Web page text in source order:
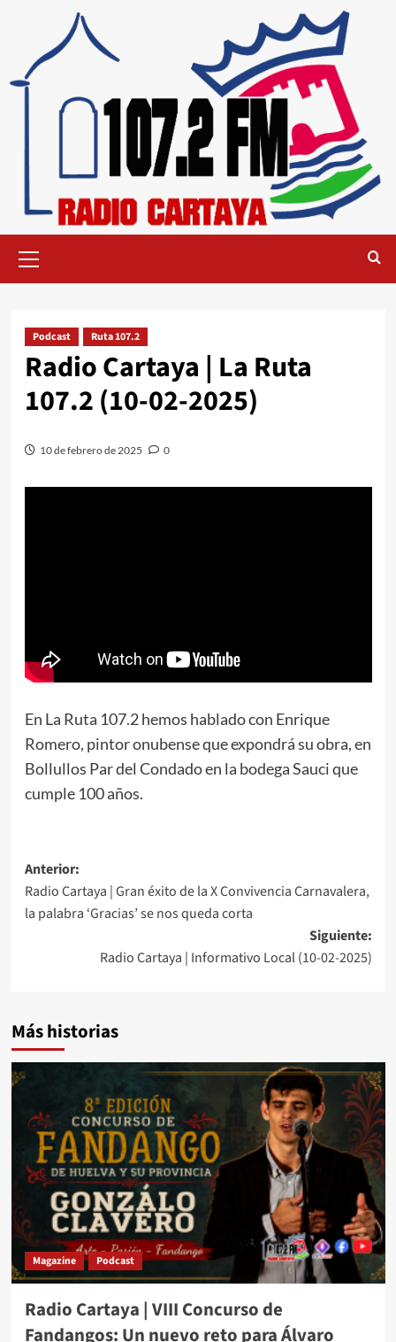
Podcast Ruta 107.2
Radio Cartaya | La Ruta
107.2 (10-02-2025)
10 de febrero de 2025 0
En La Ruta 107.2 hemos hablado con Enrique
Romero, pintor onubense que expondrá su obra, en
Bollullos Par del Condado en la bodega Sauci que
cumple 100 años.
Anterior:
Radio Cartaya | Gran éxito de la X Convivencia Carnavalera,
la palabra ‘Gracias’ se nos queda corta
Siguiente:
Radio Cartaya | Informativo Local (10-02-2025)
Más historias
Magazine Podcast
Radio Cartaya | VIII Concurso de
Fandangos: Un nuevo reto para Álvaro